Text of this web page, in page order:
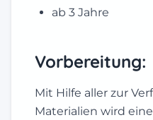
ab 3 Jahre
Vorbereitung:
Mit Hilfe aller zur
Materialien wird